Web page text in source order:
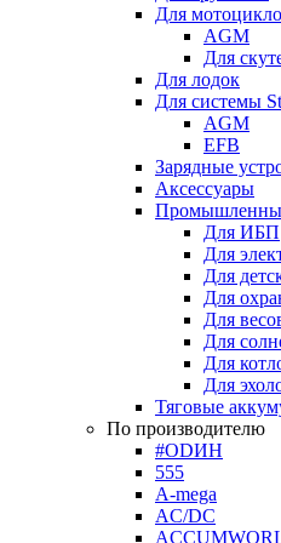
Для
AGM
Для
Для лодок
Для системы
AGM
EFB
Зарядные
Аксессуары
Для ИБП
Для
Для
Для
Для
Для
Для
Для
Тяговые
По производителю
#ODИН
555
A-mega
AC/DC